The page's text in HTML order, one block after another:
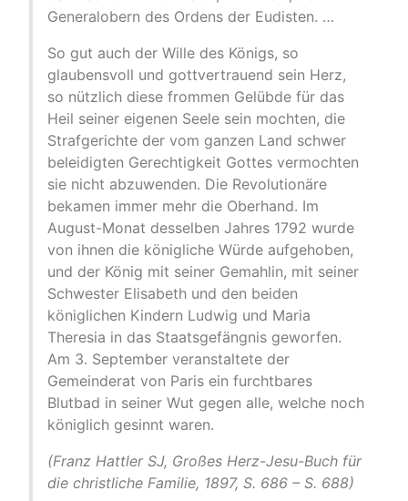
Generalobern des Ordens der Eudisten. …
So gut auch der Wille des Königs, so
glaubensvoll und gottvertrauend sein Herz,
so nützlich diese frommen Gelübde für das
Heil seiner eigenen Seele sein mochten, die
Strafgerichte der vom ganzen Land schwer
beleidigten Gerechtigkeit Gottes vermochten
sie nicht abzuwenden. Die Revolutionäre
bekamen immer mehr die Oberhand. Im
August-Monat desselben Jahres 1792 wurde
von ihnen die königliche Würde aufgehoben,
und der König mit seiner Gemahlin, mit seiner
Schwester Elisabeth und den beiden
königlichen Kindern Ludwig und Maria
Theresia in das Staatsgefängnis geworfen.
Am 3. September veranstaltete der
Gemeinderat von Paris ein furchtbares
Blutbad in seiner Wut gegen alle, welche noch
königlich gesinnt waren.
(Franz Hattler SJ, Großes Herz-Jesu-Buch für
die christliche Familie, 1897, S. 686 – S. 688)